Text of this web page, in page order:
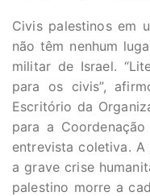
Civis palestinos em
não têm nenhum
militar de Israel.
para os civis”,
Escritório da
para a
entrevista coletiva. A
a grave crise
palestino morre a